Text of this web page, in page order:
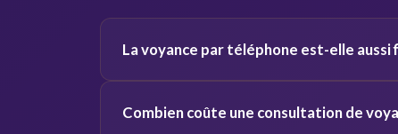
La voyance par téléphone est-elle aussi
voix et vos vibrations, ce qui donne des
Combien coûte une consultation de